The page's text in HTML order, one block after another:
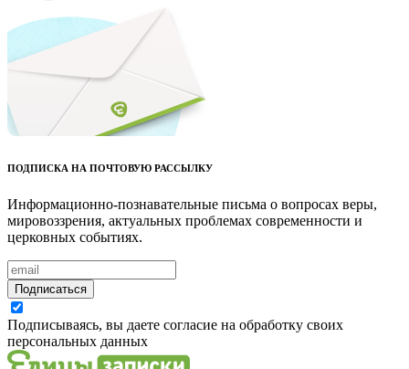
ПОДПИСКА НА ПОЧТОВУЮ РАССЫЛКУ
Информационно-познавательные письма о вопросах веры,
мировоззрения, актуальных проблемах современности и
церковных событиях.
Подписаться
Подписываясь, вы даете согласие на обработку своих
персональных данных